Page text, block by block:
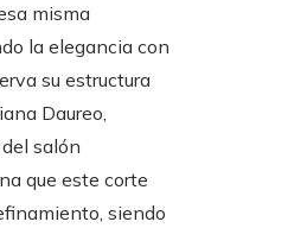
misma
la elegancia con
su estructura
Daureo,
salón
que este corte
siendo